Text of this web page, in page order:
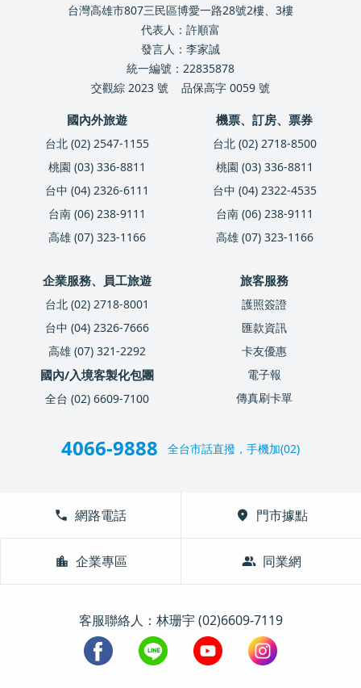
台灣高雄市807三民區博愛一路28號2樓、3樓
代表人：許順富
發言人：李家誠
統一編號：22835878
交觀綜 2023 號
品保高字 0059 號
國內外旅遊
台北 (02) 2547-1155
桃園 (03) 336-8811
台中 (04) 2326-6111
台南 (06) 238-9111
高雄 (07) 323-1166
機票、訂房、票券
台北 (02) 2718-8500
桃園 (03) 336-8811
台中 (04) 2322-4535
台南 (06) 238-9111
高雄 (07) 323-1166
企業服務、員工旅遊
台北 (02) 2718-8001
台中 (04) 2326-7666
高雄 (07) 321-2292
國內/入境客製化包團
全台 (02) 6609-7100
旅客服務
護照簽證
匯款資訊
卡友優惠
電子報
傳真刷卡單
4066-9888 全台市話直撥，手機加(02)
call 網路電話 location_on 門市據點
location_city 企業專區 group 同業網
客服聯絡人：林珊宇 (02)6609-7119